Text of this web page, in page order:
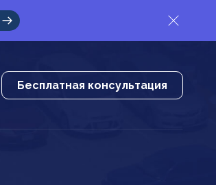
Бесплатная консультация